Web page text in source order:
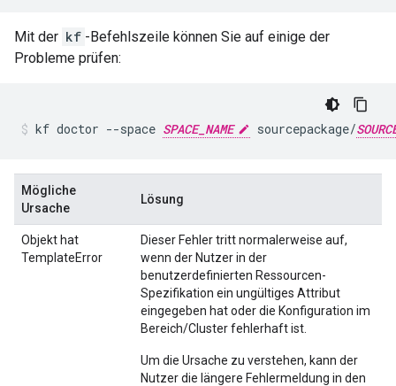
Mit der kf -Befehlszeile können Sie auf einige der
Probleme prüfen:
kf doctor --space SPACE_NAME sourcepackage/
Mögliche
Ursache
Lösung
Objekt hat
TemplateError
Dieser Fehler tritt normalerweise auf,
wenn der Nutzer in der
benutzerdefinierten Ressourcen-
Spezifikation ein ungültiges Attribut
eingegeben hat oder die Konfiguration im
Bereich/Cluster fehlerhaft ist.
Um die Ursache zu verstehen, kann der
Nutzer die längere Fehlermeldung in den